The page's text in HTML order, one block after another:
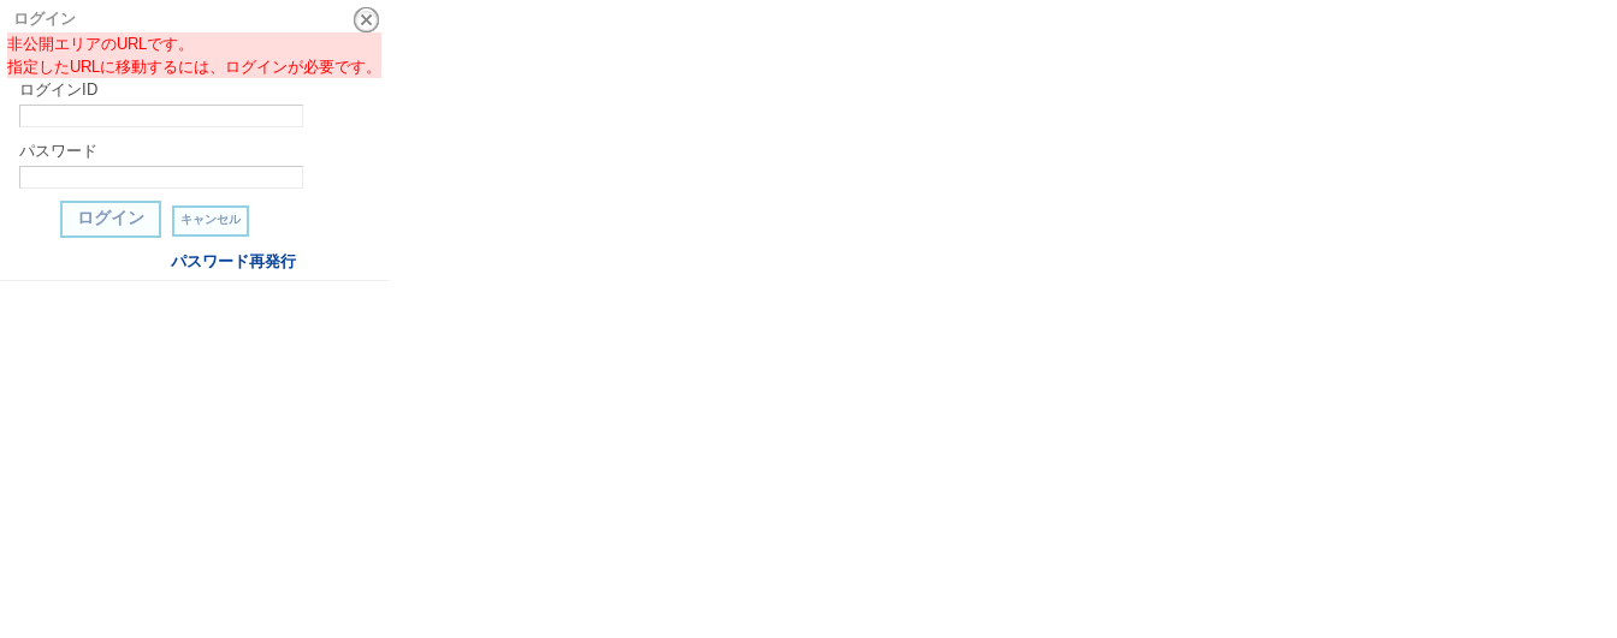
ログイン
非公開エリアのURLです。
指定したURLに移動するには、ログインが必要です。
ログインID
パスワード
パスワード再発行